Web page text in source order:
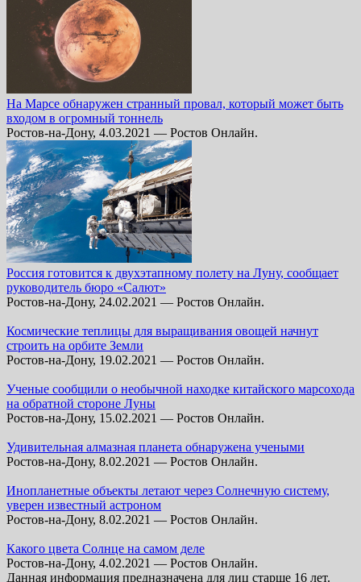
На Марсе обнаружен странный провал, который может быть
входом в огромный тоннель
Ростов-на-Дону, 4.03.2021 — Ростов Онлайн.
Россия готовится к двухэтапному полету на Луну, сообщает
руководитель бюро «Салют»
Ростов-на-Дону, 24.02.2021 — Ростов Онлайн.
Космические теплицы для выращивания овощей начнут
строить на орбите Земли
Ростов-на-Дону, 19.02.2021 — Ростов Онлайн.
Ученые сообщили о необычной находке китайского марсохода
на обратной стороне Луны
Ростов-на-Дону, 15.02.2021 — Ростов Онлайн.
Удивительная алмазная планета обнаружена учеными
Ростов-на-Дону, 8.02.2021 — Ростов Онлайн.
Инопланетные объекты летают через Солнечную систему,
уверен известный астроном
Ростов-на-Дону, 8.02.2021 — Ростов Онлайн.
Какого цвета Солнце на самом деле
Ростов-на-Дону, 4.02.2021 — Ростов Онлайн.
Данная информация предназначена для лиц старше 16 лет.